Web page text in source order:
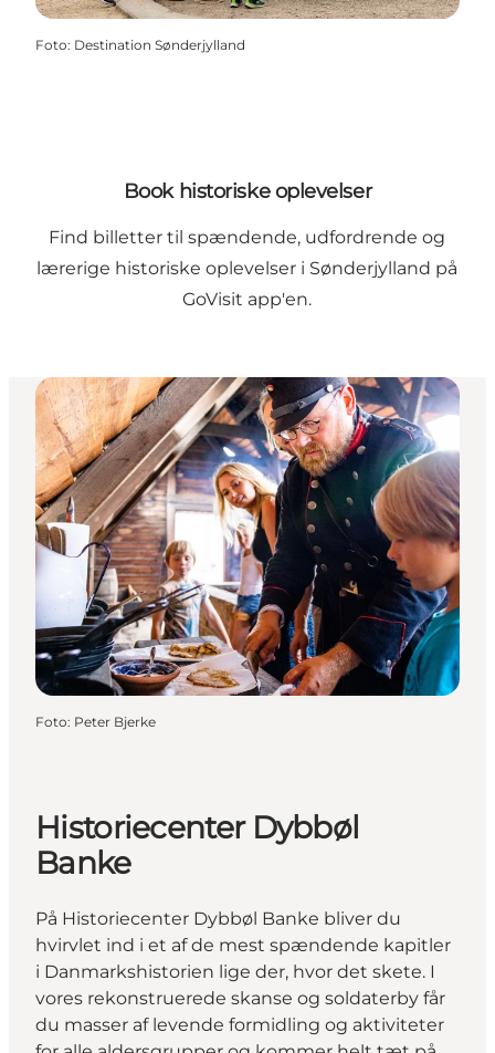
Foto: Destination Sønderjylland
Book historiske oplevelser
Find billetter til spændende, udfordrende og
lærerige historiske oplevelser i Sønderjylland på
GoVisit app'en.
Foto: Peter Bjerke
Historiecenter Dybbøl
Banke
På Historiecenter Dybbøl Banke bliver du
hvirvlet ind i et af de mest spændende kapitler
i Danmarkshistorien lige der, hvor det skete. I
vores rekonstruerede skanse og soldaterby får
du masser af levende formidling og aktiviteter